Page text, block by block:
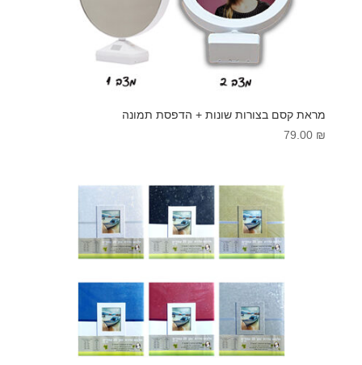
מראת קסם בצורות שונות + הדפסת תמונה
79.00 ₪